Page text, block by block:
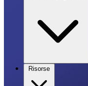
Risorse